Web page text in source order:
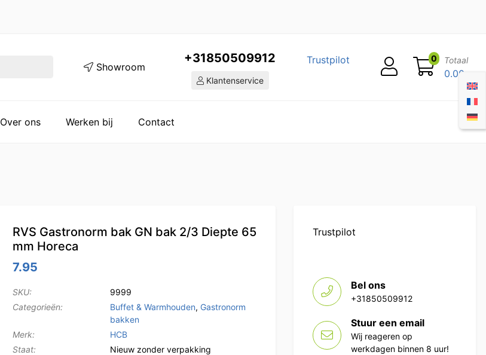
Showroom
+31850509912
Klantenservice
Trustpilot 0 Totaal
0.00
Over ons Werken bij Contact
RVS Gastronorm bak GN bak 2/3 Diepte 65
mm Horeca
7.95
SKU:
9999
Categorieën:
Buffet & Warmhouden, Gastronorm
bakken
Merk:
HCB
Staat:
Nieuw zonder verpakking
Trustpilot
Bel ons
+31850509912
Stuur een email
Wij reageren op
werkdagen binnen 8 uur!